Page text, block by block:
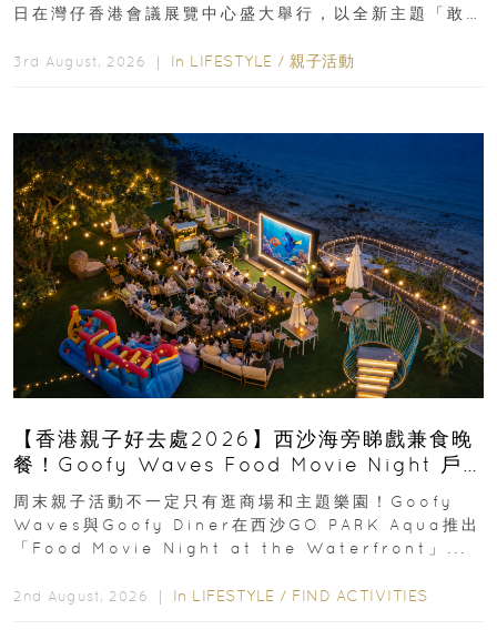
日在灣仔香港會議展覽中心盛大舉行，以全新主題「敢
3rd August, 2026 ｜ In LIFESTYLE / 親子活動
【香港親子好去處2026】西沙海旁睇戲兼食晚
餐！Goofy Waves Food Movie Night 戶
外影院逢週末登場
周末親子活動不一定只有逛商場和主題樂園！Goofy
Waves與Goofy Diner在西沙GO PARK Aqua推出
「Food Movie Night at the Waterfront」...
2nd August, 2026 ｜ In LIFESTYLE / FIND ACTIVITIES